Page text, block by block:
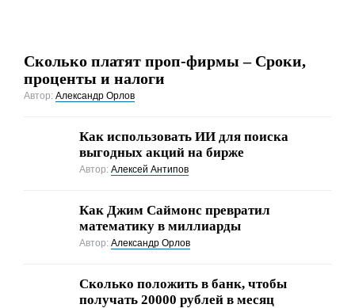
Сколько платят проп-фирмы – Сроки,
проценты и налоги
Автор:Александр Орлов
Как использовать ИИ для поиска
выгодных акций на бирже
Автор:Алексей Антипов
Как Джим Саймонс превратил
математику в миллиарды
Автор:Александр Орлов
Сколько положить в банк, чтобы
получать 20000 рублей в месяц